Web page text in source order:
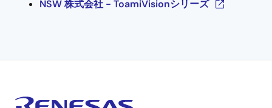
NSW 株式会社 - ToamiVisionシリーズ